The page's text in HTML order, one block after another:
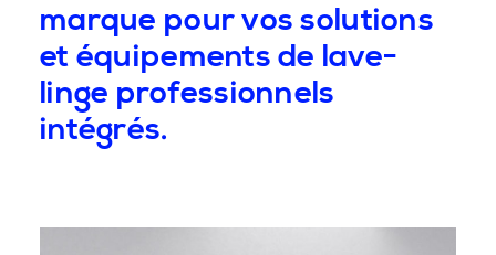
marque pour vos solutions
et équipements de lave-
linge professionnels
intégrés.